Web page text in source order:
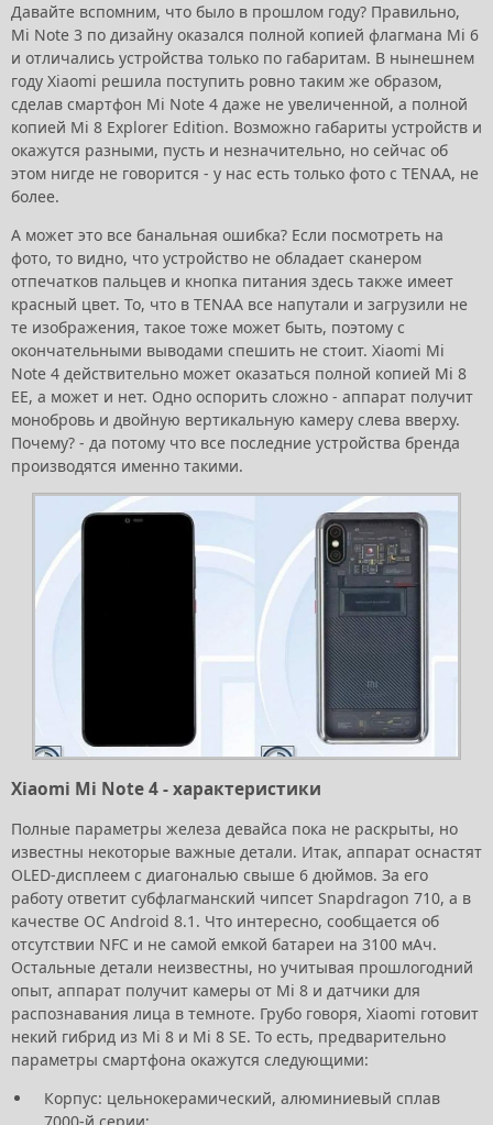
Давайте вспомним, что было в прошлом году? Правильно,
Mi Note 3 по дизайну оказался полной копией флагмана Mi 6
и отличались устройства только по габаритам. В нынешнем
году Xiaomi решила поступить ровно таким же образом,
сделав смартфон Mi Note 4 даже не увеличенной, а полной
копией Mi 8 Explorer Edition. Возможно габариты устройств и
окажутся разными, пусть и незначительно, но сейчас об
этом нигде не говорится - у нас есть только фото с TENAA, не
более.
А может это все банальная ошибка? Если посмотреть на
фото, то видно, что устройство не обладает сканером
отпечатков пальцев и кнопка питания здесь также имеет
красный цвет. То, что в TENAA все напутали и загрузили не
те изображения, такое тоже может быть, поэтому с
окончательными выводами спешить не стоит. Xiaomi Mi
Note 4 действительно может оказаться полной копией Mi 8
EE, а может и нет. Одно оспорить сложно - аппарат получит
монобровь и двойную вертикальную камеру слева вверху.
Почему? - да потому что все последние устройства бренда
производятся именно такими.
Xiaomi Mi Note 4 - характеристики
Полные параметры железа девайса пока не раскрыты, но
известны некоторые важные детали. Итак, аппарат оснастят
OLED-дисплеем с диагональю свыше 6 дюймов. За его
работу ответит субфлагманский чипсет Snapdragon 710, а в
качестве ОС Android 8.1. Что интересно, сообщается об
отсутствии NFC и не самой емкой батареи на 3100 мАч.
Остальные детали неизвестны, но учитывая прошлогодний
опыт, аппарат получит камеры от Mi 8 и датчики для
распознавания лица в темноте. Грубо говоря, Xiaomi готовит
некий гибрид из Mi 8 и Mi 8 SE. То есть, предварительно
параметры смартфона окажутся следующими:
Корпус: цельнокерамический, алюминиевый сплав